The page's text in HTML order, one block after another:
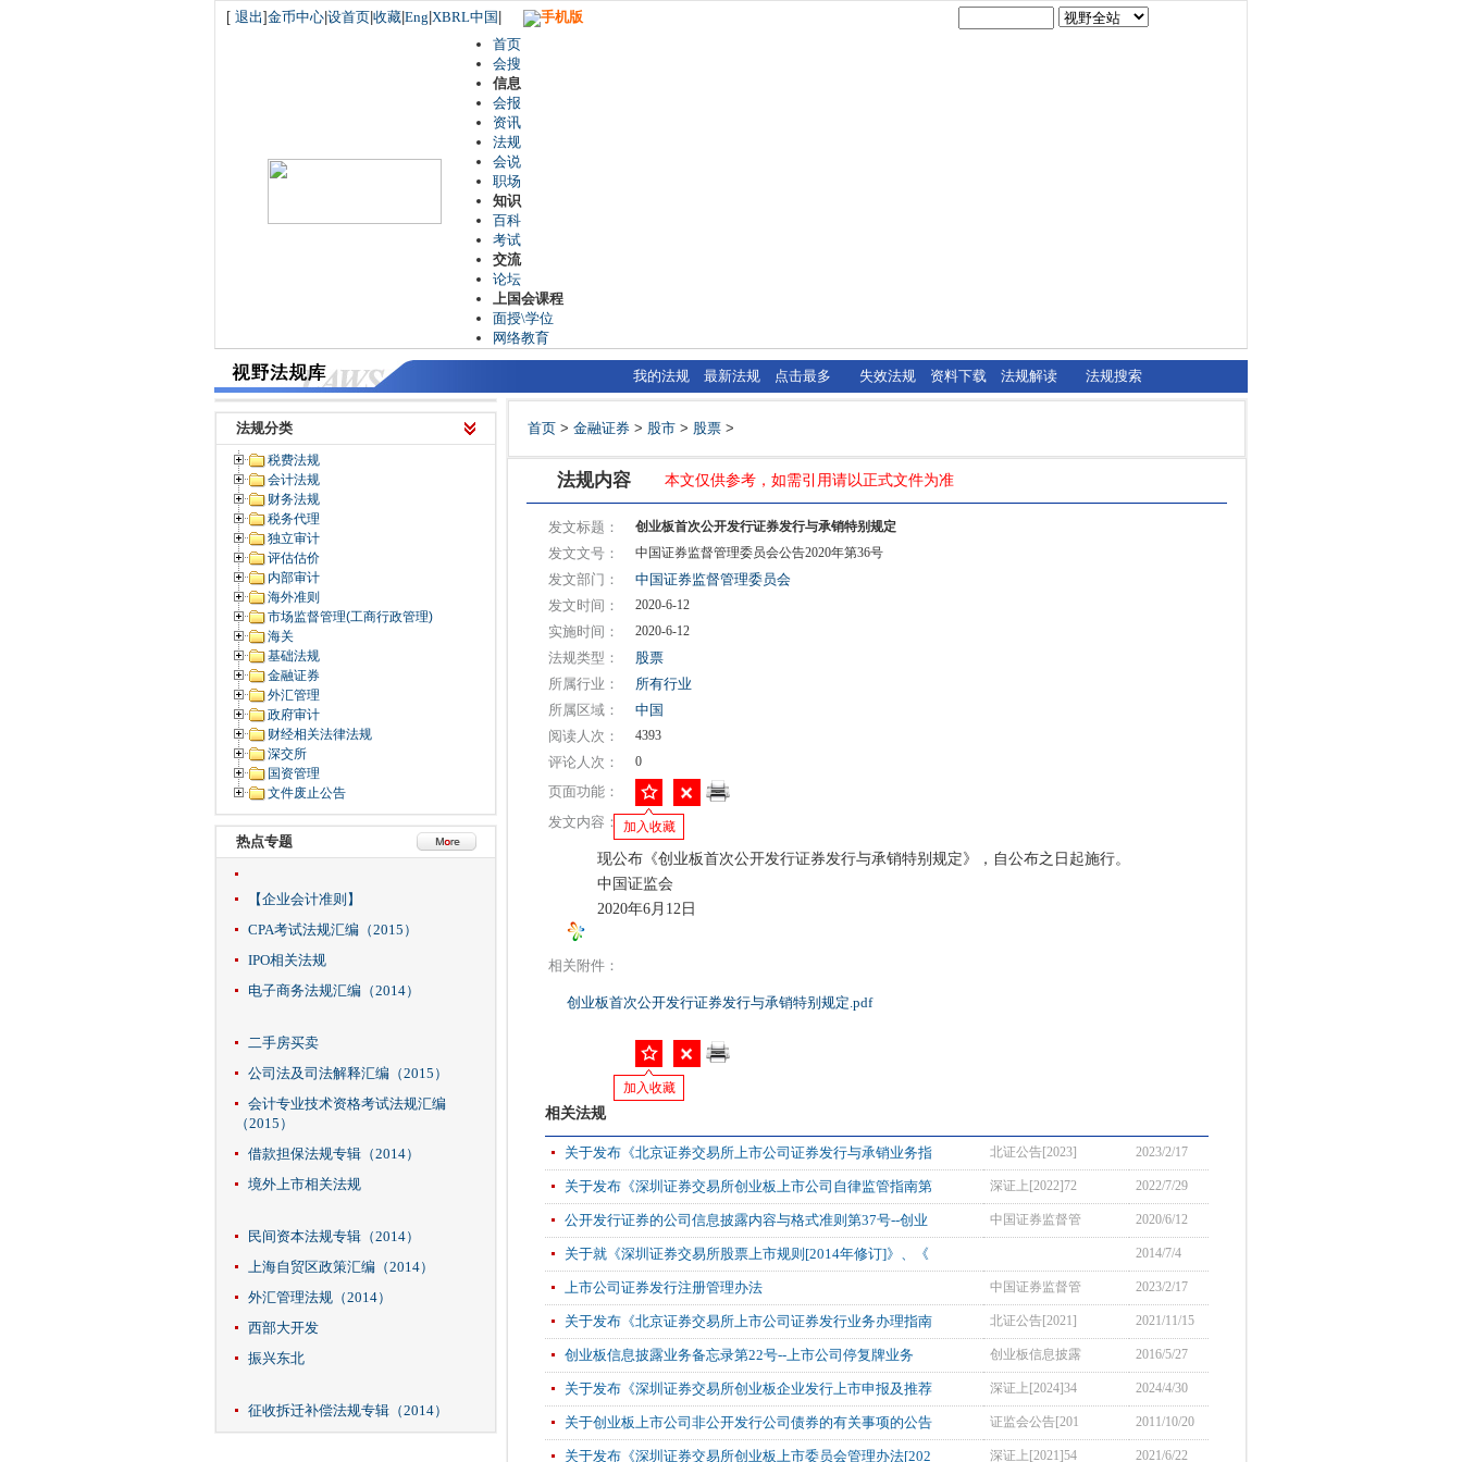
[ 退出]金币中心 设首页 收藏 Eng XBRL中国
手机版
首页
会搜
信息
会报
资讯
法规
会说
职场
知识
百科
考试
交流
论坛
上国会课程
面授\学位
网络教育
我的法规 最新法规 点击最多 失效法规 资料下载 法规解读 法规搜索
法规分类
税费法规
会计法规
财务法规
税务代理
独立审计
评估估价
内部审计
海外准则
市场监督管理(工商行政管理)
海关
基础法规
金融证券
外汇管理
政府审计
财经相关法律法规
深交所
国资管理
文件废止公告
热点专题
【企业会计准则】
CPA考试法规汇编（2015）
IPO相关法规
电子商务法规汇编（2014）
二手房买卖
公司法及司法解释汇编（2015）
会计专业技术资格考试法规汇编
（2015）
借款担保法规专辑（2014）
境外上市相关法规
民间资本法规专辑（2014）
上海自贸区政策汇编（2014）
外汇管理法规（2014）
西部大开发
振兴东北
征收拆迁补偿法规专辑（2014）
首页 > 金融证券 > 股市 > 股票 >
法规内容 本文仅供参考，如需引用请以正式文件为准
发文标题： 创业板首次公开发行证券发行与承销特别规定
发文文号： 中国证券监督管理委员会公告2020年第36号
发文部门：
中国证券监督管理委员会
发文时间：
2020-6-12
实施时间： 2020-6-12
法规类型：
股票
所属行业：
所有行业
所属区域：
中国
阅读人次：
4393
评论人次： 0
页面功能：
加入收藏
发文内容：
现公布《创业板首次公开发行证券发行与承销特别规定》，自公布之日起施行。
中国证监会
2020年6月12日
相关附件：
创业板首次公开发行证券发行与承销特别规定.pdf
加入收藏
相关法规
关于发布《北京证券交易所上市公司证券发行与承销业务指 北证公告[2023] 2023/2/17
关于发布《深圳证券交易所创业板上市公司自律监管指南第 深证上[2022]72 2022/7/29
公开发行证券的公司信息披露内容与格式准则第37号--创业 中国证券监督管 2020/6/12
关于就《深圳证券交易所股票上市规则[2014年修订]》、《 2014/7/4
上市公司证券发行注册管理办法 中国证券监督管 2023/2/17
关于发布《北京证券交易所上市公司证券发行业务办理指南 北证公告[2021] 2021/11/15
创业板信息披露业务备忘录第22号--上市公司停复牌业务 创业板信息披露 2016/5/27
关于发布《深圳证券交易所创业板企业发行上市申报及推荐 深证上[2024]34 2024/4/30
关于创业板上市公司非公开发行公司债券的有关事项的公告 证监会公告[201 2011/10/20
关于发布《深圳证券交易所创业板上市委员会管理办法[202 深证上[2021]54 2021/6/22